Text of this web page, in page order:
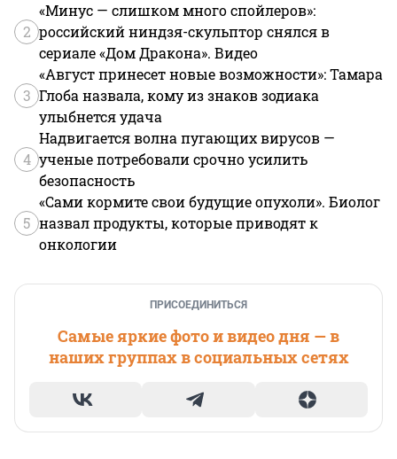
2
«Минус — слишком много спойлеров»:
российский ниндзя-скульптор снялся в
сериале «Дом Дракона». Видео
3
«Август принесет новые возможности»: Тамара
Глоба назвала, кому из знаков зодиака
улыбнется удача
4
Надвигается волна пугающих вирусов —
ученые потребовали срочно усилить
безопасность
5
«Сами кормите свои будущие опухоли». Биолог
назвал продукты, которые приводят к
онкологии
ПРИСОЕДИНИТЬСЯ
Самые яркие фото и видео дня — в
наших группах в социальных сетях